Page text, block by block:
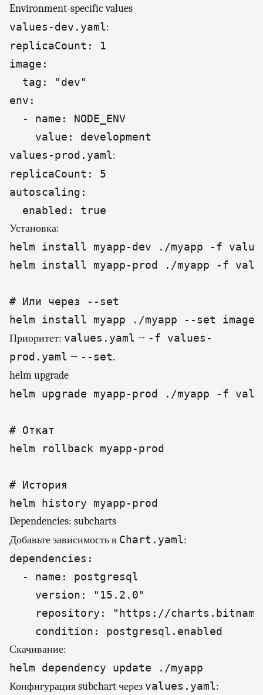
Environment-specific values
values-dev.yaml:
replicaCount: 1
image:
  tag: "dev"
env:
  - name: NODE_ENV
    value: development
values-prod.yaml:
replicaCount: 5
autoscaling:
  enabled: true
Установка:
helm install myapp-dev ./myapp -f
helm install myapp-prod ./myapp -f
# Или через --set
helm install myapp ./myapp --set
Приоритет: values.yaml → -f values-
prod.yaml → --set.
helm upgrade
helm upgrade myapp-prod ./myapp -f
# Откат
helm rollback myapp-prod
# История
helm history myapp-prod
Dependencies: subcharts
Добавьте зависимость в Chart.yaml:
dependencies:
  - name: postgresql
    version: "15.2.0"
repository: "https://
    condition: postgresql.enabled
Скачивание:
helm dependency update ./myapp
Конфигурация subchart через values.yaml: